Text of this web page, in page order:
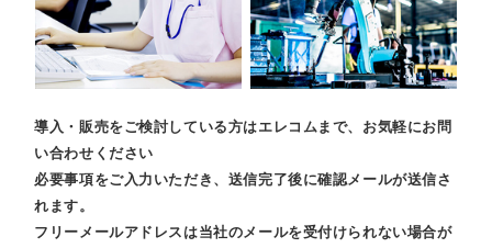
導入・販売をご検討している方はエレコムまで、お気軽にお問
い合わせください
必要事項をご入力いただき、送信完了後に確認メールが送信さ
れます。
フリーメールアドレスは当社のメールを受付けられない場合が